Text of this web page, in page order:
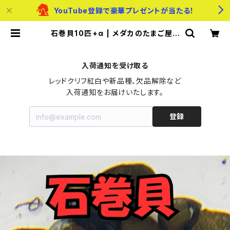
YouTube登録で豪華プレゼントが当たる！
石巻貝10匹+α | メダカのたまご屋さ
入荷通知を受け取る
レッドクリフ紅白や新品種、欠品解除など
入荷通知をお届けいたします。
登録